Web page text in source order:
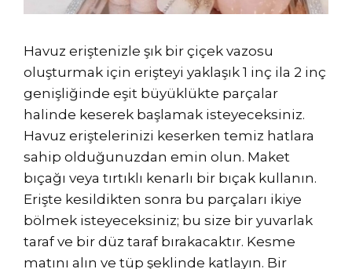
Havuz eriştenizle şık bir çiçek vazosu
oluşturmak için erişteyi yaklaşık 1 inç ila 2 inç
genişliğinde eşit büyüklükte parçalar
halinde keserek başlamak isteyeceksiniz.
Havuz eriştelerinizi keserken temiz hatlara
sahip olduğunuzdan emin olun. Maket
bıçağı veya tırtıklı kenarlı bir bıçak kullanın.
Erişte kesildikten sonra bu parçaları ikiye
bölmek isteyeceksiniz; bu size bir yuvarlak
taraf ve bir düz taraf bırakacaktır. Kesme
matını alın ve tüp şeklinde katlayın. Bir